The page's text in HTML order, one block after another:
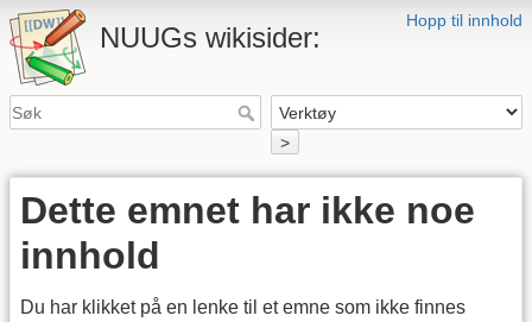
Hopp til innhold
NUUGs wikisider:
>
Dette emnet har ikke noe
innhold
Du har klikket på en lenke til et emne som ikke finnes